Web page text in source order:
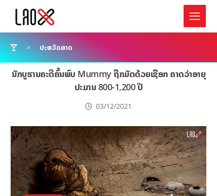
ປະຫວັດສາດ
ນັກບູຮານຄະດີຄົ້ນພົບ Mummy ຖືກມັດດ້ວຍເຊືອກ ຄາດວ່າອາຍຸ
ປະມານ 800-1,200 ປີ
03/12/2021